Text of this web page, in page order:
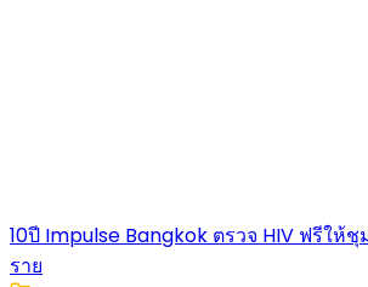
10ปี Impulse Bangkok ตรวจ HIV ฟรีให้ชุ
ราย